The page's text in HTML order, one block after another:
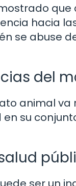
hacia
se abuse
del
animal va
su